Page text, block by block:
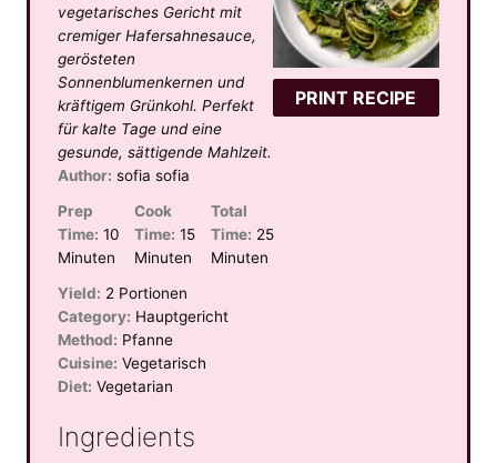
PRINT RECIPE
a
r
s
a
r
s
a
r
s
a
r
s
a
r
vegetarisches Gericht mit
cremiger Hafersahnesauce,
gerösteten
Sonnenblumenkernen und
kräftigem Grünkohl. Perfekt
für kalte Tage und eine
gesunde, sättigende Mahlzeit.
Author: sofia sofia
Prep
Time: 10
Minuten
Cook
Time: 15
Minuten
Total
Time: 25
Minuten
Yield: 2 Portionen
Category: Hauptgericht
Method: Pfanne
Cuisine: Vegetarisch
Diet: Vegetarian
Ingredients